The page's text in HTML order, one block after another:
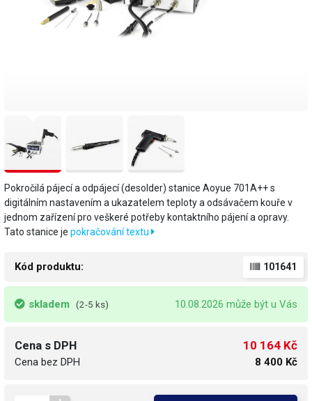
Pokročilá pájecí a odpájecí (desolder) stanice Aoyue 701A++ s
digitálním nastavením a ukazatelem teploty a odsávačem kouře v
jednom zařízení pro veškeré potřeby kontaktního pájení a opravy.
Tato stanice je pokračování textu
Kód produktu: 101641
skladem (2-5 ks) 10.08.2026 může být u Vás
Cena s DPH
Cena bez DPH
10 164 Kč
8 400 Kč